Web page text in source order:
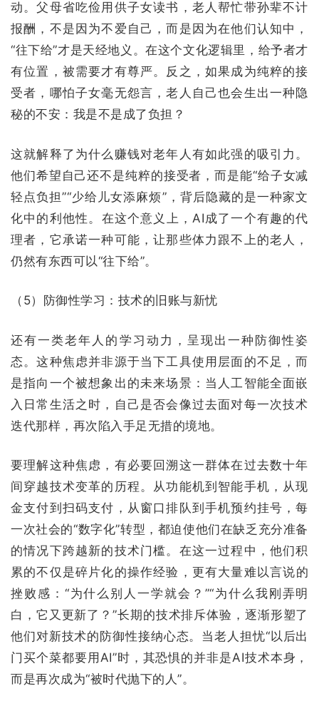
动。父母省吃俭用供子女读书，老人帮忙带孙辈不计
报酬，不是因为不爱自己，而是因为在他们认知中，
“往下给”才是天经地义。在这个文化逻辑里，给予者才
有位置，被需要才有尊严。反之，如果成为纯粹的接
受者，哪怕子女毫无怨言，老人自己也会生出一种隐
秘的不安：我是不是成了负担？
这就解释了为什么赚钱对老年人有如此强的吸引力。
他们希望自己还不是纯粹的接受者，而是能“给子女减
轻点负担”“少给儿女添麻烦”，背后隐藏的是一种家文
化中的利他性。在这个意义上，AI成了一个有趣的代
理者，它承诺一种可能，让那些体力跟不上的老人，
仍然有东西可以“往下给”。
（5）防御性学习：技术的旧账与新忧
还有一类老年人的学习动力，呈现出一种防御性姿
态。这种焦虑并非源于当下工具使用层面的不足，而
是指向一个被想象出的未来场景：当人工智能全面嵌
入日常生活之时，自己是否会像过去面对每一次技术
迭代那样，再次陷入手足无措的境地。
要理解这种焦虑，有必要回溯这一群体在过去数十年
间穿越技术变革的历程。从功能机到智能手机，从现
金支付到扫码支付，从窗口排队到手机预约挂号，每
一次社会的“数字化”转型，都迫使他们在缺乏充分准备
的情况下跨越新的技术门槛。在这一过程中，他们积
累的不仅是碎片化的操作经验 ， 更有大量难以言说的
挫败感： “为什么别人一学就会？”“为什么我刚弄明
白，它又更新了？”长期的技术排斥体验，逐渐形塑了
他们对新技术的防御性接纳心态。 当老人担忧“以后出
门买个菜都要用AI”时，其恐惧的并非是AI技术本身，
而是再次成为“被时代抛下的人”。